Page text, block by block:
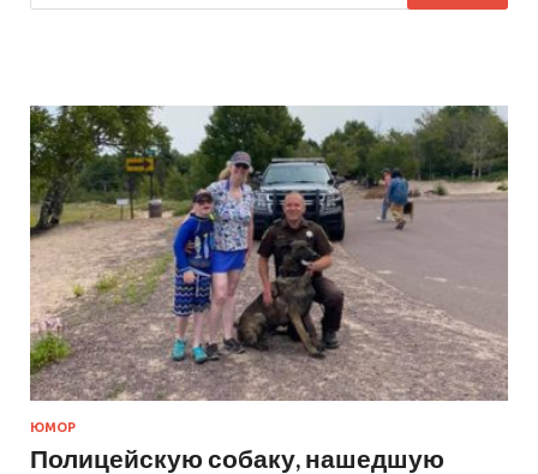
ЮМОР
Полицейскую собаку, нашедшую